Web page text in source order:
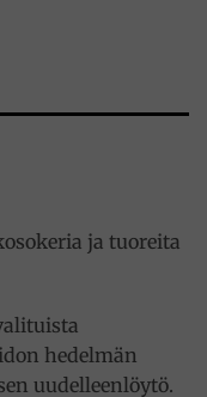
ja tuoreita
hedelmän
uudelleenlöytö.